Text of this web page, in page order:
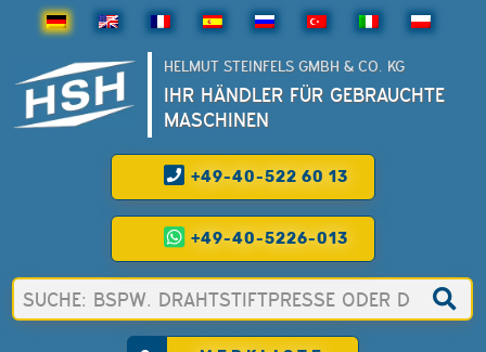
HELMUT STEINFELS GMBH & CO. KG
IHR HÄNDLER FÜR GEBRAUCHTE
MASCHINEN
+49-40-522 60 13
+49-40-5226-013